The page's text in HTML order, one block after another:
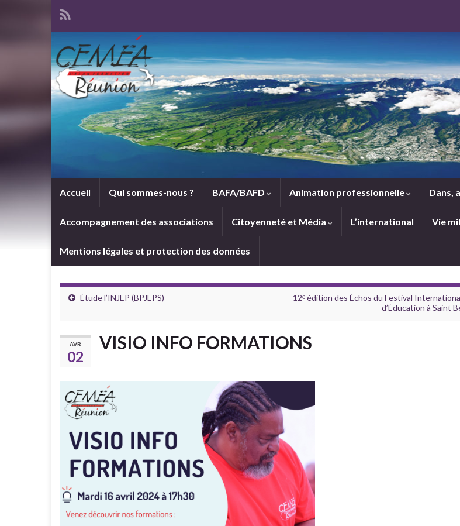
Accueil Qui sommes-nous ? BAFA/BAFD Animation professionnelle Dans,
Accompagnement des associations Citoyenneté et Média L’international Vie
Mentions légales et protection des données
Étude l’INJEP (BPJEPS)
12ᵉ édition des Échos du Festival
d’Éducation à Saint
AVR
02
VISIO INFO FORMATIONS